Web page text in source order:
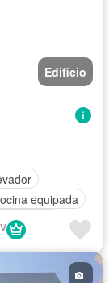
Edificio
equipada
Calefacción